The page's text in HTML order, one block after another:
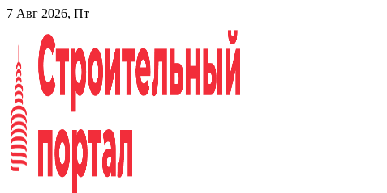
Перейти
содержанию
7 Авг 2026, Пт